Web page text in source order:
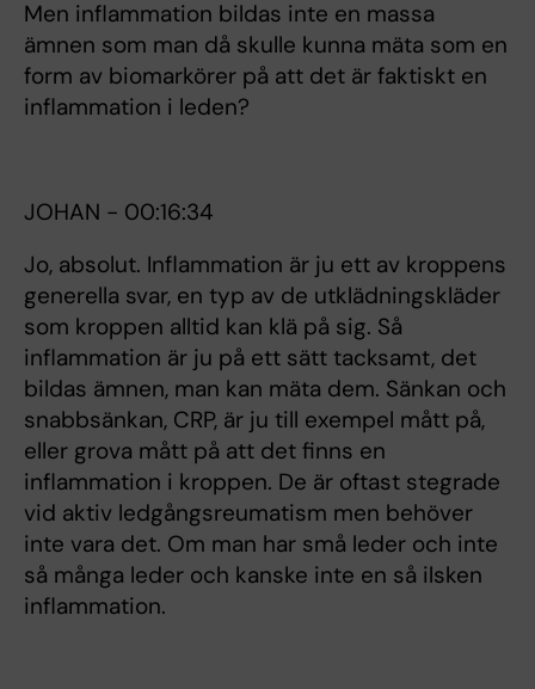
Men inflammation bildas inte en massa
ämnen som man då skulle kunna mäta som en
form av biomarkörer på att det är faktiskt en
inflammation i leden?
JOHAN - 00:16:34
Jo, absolut. Inflammation är ju ett av kroppens
generella svar, en typ av de utklädningskläder
som kroppen alltid kan klä på sig. Så
inflammation är ju på ett sätt tacksamt, det
bildas ämnen, man kan mäta dem. Sänkan och
snabbsänkan, CRP, är ju till exempel mått på,
eller grova mått på att det finns en
inflammation i kroppen. De är oftast stegrade
vid aktiv ledgångsreumatism men behöver
inte vara det. Om man har små leder och inte
så många leder och kanske inte en så ilsken
inflammation.